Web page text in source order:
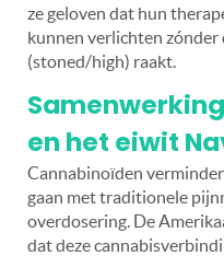
ze geloven dat hun
kunnen verlichten
(stoned/high) raakt.
en het eiwit
Cannabinoïden
gaan met traditionele
overdosering. De
dat deze